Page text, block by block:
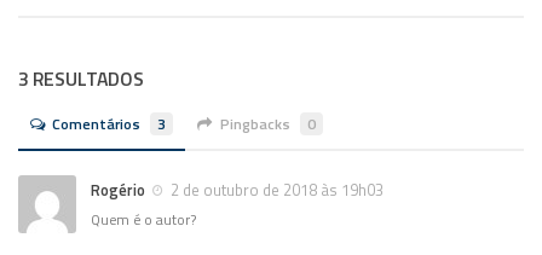
3 RESULTADOS
Comentários 3 Pingbacks 0
Rogério 2 de outubro de 2018 às 19h03
Quem é o autor?